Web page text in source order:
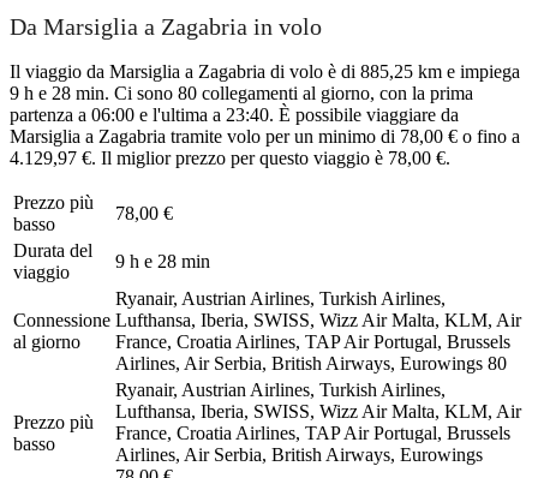
Da Marsiglia a Zagabria in volo
Il viaggio da Marsiglia a Zagabria di volo è di 885,25 km e impiega
9 h e 28 min. Ci sono 80 collegamenti al giorno, con la prima
partenza a 06:00 e l'ultima a 23:40. È possibile viaggiare da
Marsiglia a Zagabria tramite volo per un minimo di 78,00 € o fino a
4.129,97 €. Il miglior prezzo per questo viaggio è 78,00 €.
Prezzo più
basso
78,00 €
Durata del
viaggio
9 h e 28 min
Connessione
al giorno
Ryanair, Austrian Airlines, Turkish Airlines,
Lufthansa, Iberia, SWISS, Wizz Air Malta, KLM, Air
France, Croatia Airlines, TAP Air Portugal, Brussels
Airlines, Air Serbia, British Airways, Eurowings 80
Prezzo più
basso
Ryanair, Austrian Airlines, Turkish Airlines,
Lufthansa, Iberia, SWISS, Wizz Air Malta, KLM, Air
France, Croatia Airlines, TAP Air Portugal, Brussels
Airlines, Air Serbia, British Airways, Eurowings